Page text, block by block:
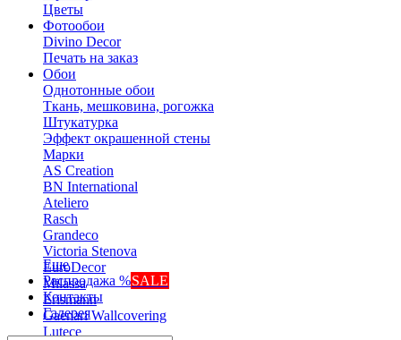
Цветы
Фотообои
Divino Decor
Печать на заказ
Обои
Однотонные обои
Ткань, мешковина, рогожка
Штукатурка
Эффект окрашенной стены
Марки
AS Creation
BN International
Ateliero
Rasch
Grandeco
Victoria Stenova
EuroDecor
Milassa
Erismann
Gaenari Wallcovering
Lutece
Еще
Распродажа %SALE
Контакты
Галерея